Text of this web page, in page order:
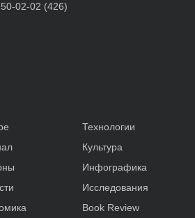
02-02 (426)
Технологии
Культура
Инфографика
Исследования
Book Review